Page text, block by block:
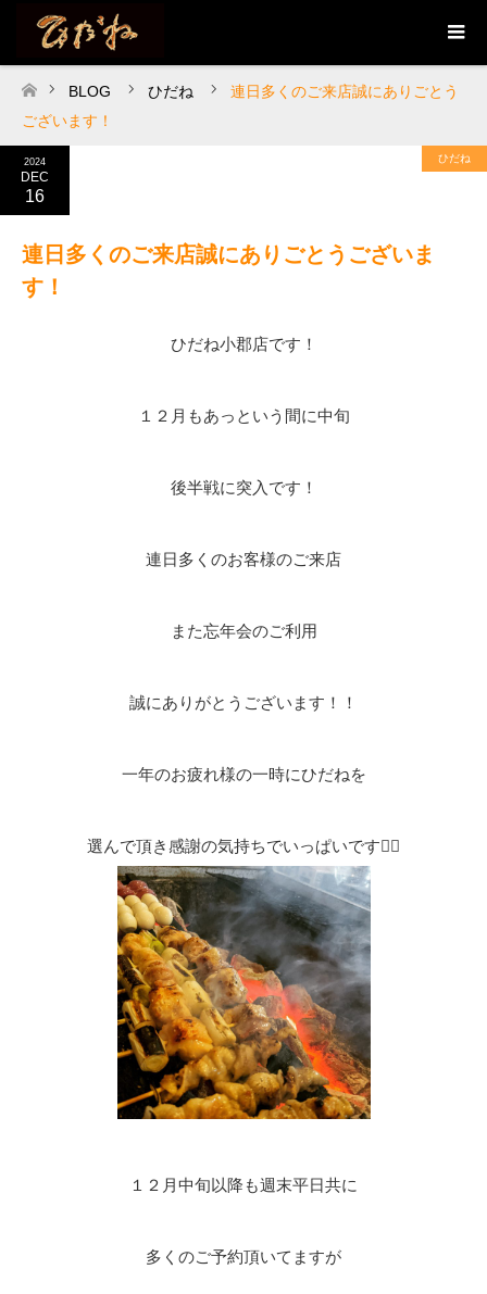
ホーム
BLOG ひだね
連日多くのご来店誠にありごとう
ございます！
2024
DEC
16
ひだね
連日多くのご来店誠にありごとうございま
す！
ひだね小郡店です！
１２月もあっという間に中旬
後半戦に突入です！
連日多くのお客様のご来店
また忘年会のご利用
誠にありがとうございます！！
一年のお疲れ様の一時にひだねを
選んで頂き感謝の気持ちでいっぱいです🙇‍♂
１２月中旬以降も週末平日共に
多くのご予約頂いてますが